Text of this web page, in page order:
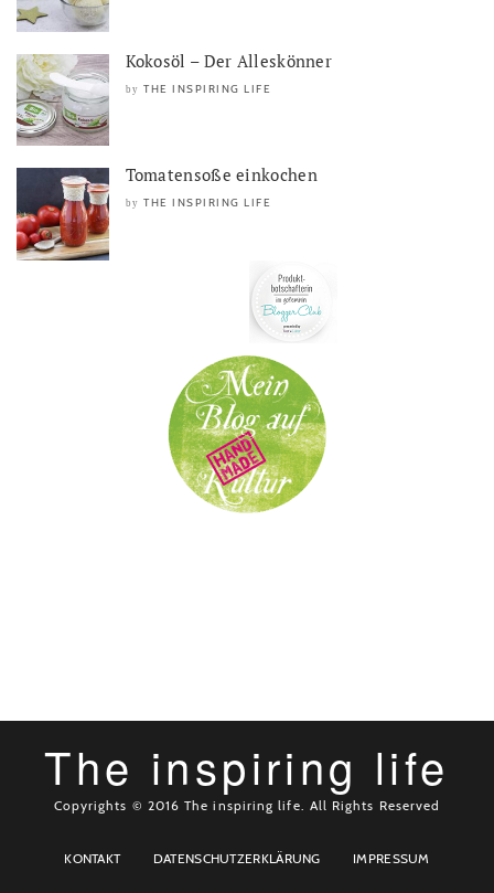
Kokosöl – Der Alleskönner
by THE INSPIRING LIFE
Tomatensoße einkochen
by THE INSPIRING LIFE
The inspiring life
Copyrights © 2016 The inspiring life. All Rights Reserved
KONTAKT DATENSCHUTZERKLÄRUNG IMPRESSUM